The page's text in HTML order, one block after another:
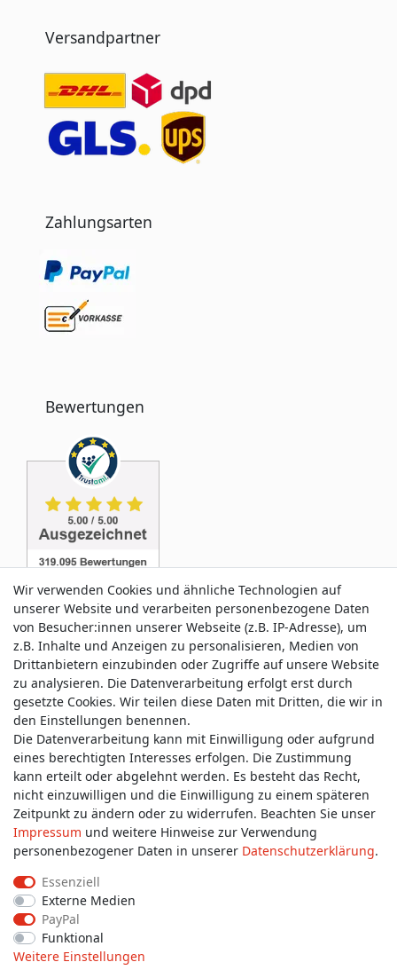
Versandpartner
Zahlungsarten
Bewertungen
Service & Kontakt
Wünschen Sie einen Rückruf?
service@allmyclothes.de
Schreiben Sie uns:
service@allmyclothes.de
Impressum
Widerrufs­recht
Wir verwenden Cookies und ähnliche Technologien auf
unserer Website und verarbeiten personenbezogene Daten
von Besucher:innen unserer Webseite (z.B. IP-Adresse), um
z.B. Inhalte und Anzeigen zu personalisieren, Medien von
Drittanbietern einzubinden oder Zugriffe auf unsere Website
zu analysieren. Die Datenverarbeitung erfolgt erst durch
gesetzte Cookies. Wir teilen diese Daten mit Dritten, die wir in
den Einstellungen benennen.
Die Datenverarbeitung kann mit Einwilligung oder aufgrund
eines berechtigten Interesses erfolgen. Die Zustimmung
kann erteilt oder abgelehnt werden. Es besteht das Recht,
nicht einzuwilligen und die Einwilligung zu einem späteren
Zeitpunkt zu ändern oder zu widerrufen. Beachten Sie unser
Impressum und weitere Hinweise zur Verwendung
personenbezogener Daten in unserer Daten­schutz­erklärung.
Essenziell
Externe Medien
PayPal
Funktional
Weitere Einstellungen